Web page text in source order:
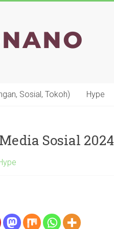
Sosial, Tokoh) Hype
Sosial 2024